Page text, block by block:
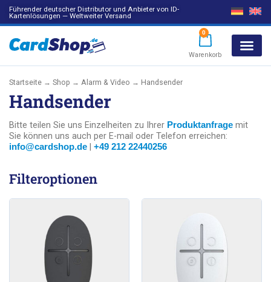
Führender deutscher Distributor und Anbieter von ID-
Kartenlösungen — Weltweiter Versand
0
Warenkorb
Startseite → Shop → Alarm & Video → Handsender
Handsender
Bitte teilen Sie uns Einzelheiten zu Ihrer Produktanfrage mit
Sie können uns auch per E-mail oder Telefon erreichen:
info@cardshop.de | +49 212 22440256
Filteroptionen